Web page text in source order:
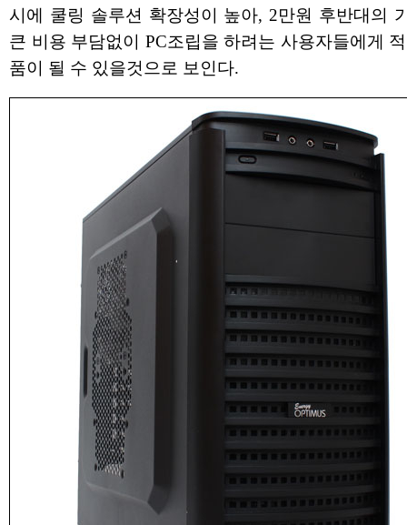
시에 쿨링 솔루션 확장성이 높아, 2만원 후반대의
큰 비용 부담없이 PC조립을 하려는 사용자들에게
품이 될 수 있을것으로 보인다.